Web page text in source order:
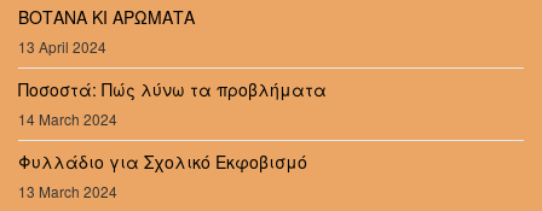
ΒΟΤΑΝΑ ΚΙ ΑΡΩΜΑΤΑ
13 April 2024
Ποσοστά: Πώς λύνω τα προβλήματα
14 March 2024
Φυλλάδιο για Σχολικό Εκφοβισμό
13 March 2024